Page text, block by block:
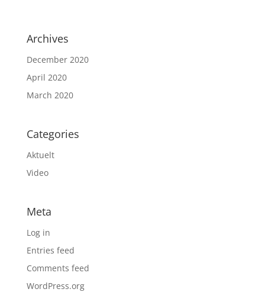
Archives
December 2020
April 2020
March 2020
Categories
Aktuelt
Video
Meta
Log in
Entries feed
Comments feed
WordPress.org